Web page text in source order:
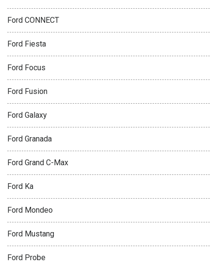
Ford CONNECT
Ford Fiesta
Ford Focus
Ford Fusion
Ford Galaxy
Ford Granada
Ford Grand C-Max
Ford Ka
Ford Mondeo
Ford Mustang
Ford Probe